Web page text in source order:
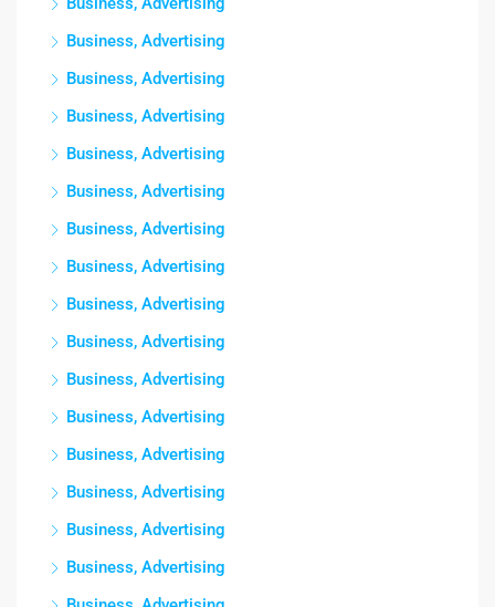
Business, Advertising
Business, Advertising
Business, Advertising
Business, Advertising
Business, Advertising
Business, Advertising
Business, Advertising
Business, Advertising
Business, Advertising
Business, Advertising
Business, Advertising
Business, Advertising
Business, Advertising
Business, Advertising
Business, Advertising